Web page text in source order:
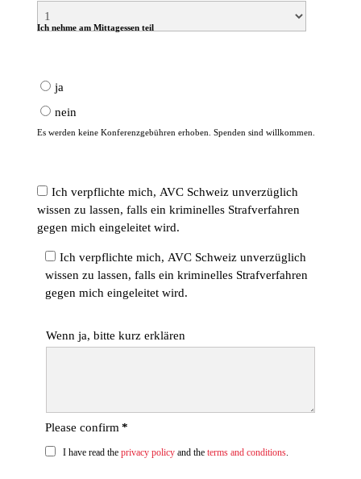
Ich nehme am Mittagessen teil
ja
nein
Es werden keine Konferenzgebühren erhoben. Spenden sind willkommen.
Ich verpflichte mich, AVC Schweiz unverzüglich
wissen zu lassen, falls ein kriminelles Strafverfahren
gegen mich eingeleitet wird.
Ich verpflichte mich, AVC Schweiz unverzüglich
wissen zu lassen, falls ein kriminelles Strafverfahren
gegen mich eingeleitet wird.
Wenn ja, bitte kurz erklären
Please confirm*
I have read the privacy policy and the terms and conditions.